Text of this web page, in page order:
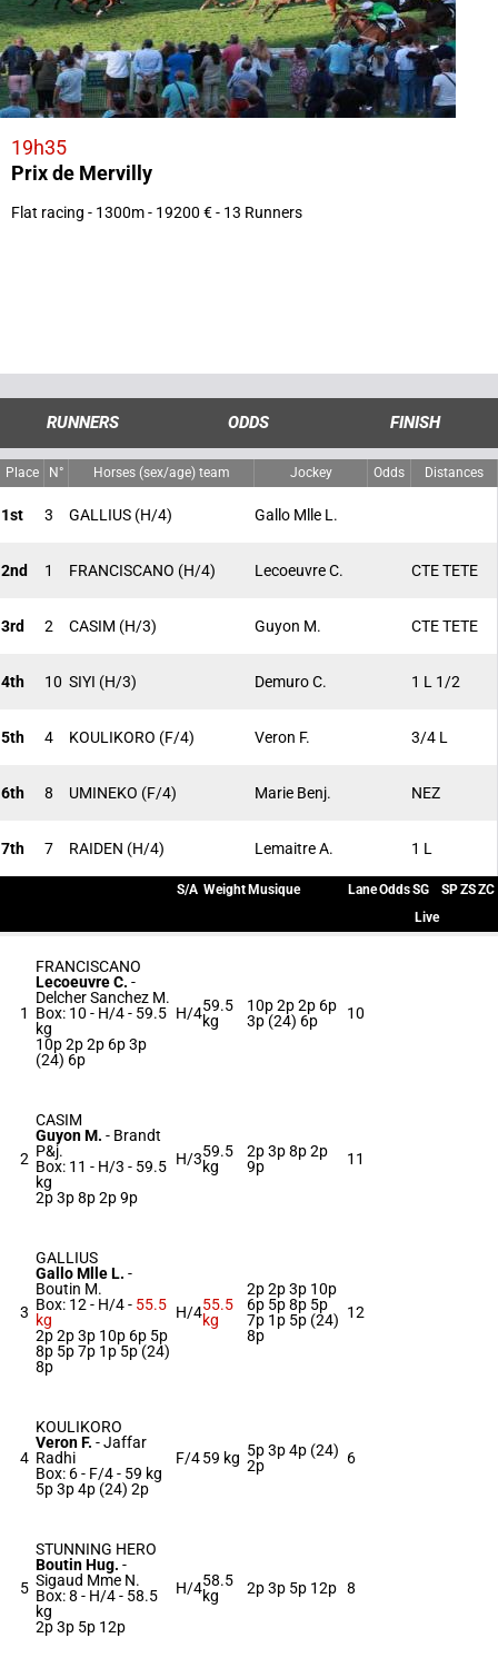
19h35
Prix de Mervilly
Flat racing - 1300m - 19200 € - 13 Runners
RUNNERS ODDS FINISH
Place N° Horses (sex/age) team Jockey Odds Distances
1st 3 GALLIUS (H/4) Gallo Mlle L.
2nd 1 FRANCISCANO (H/4) Lecoeuvre C. CTE TETE
3rd 2 CASIM (H/3) Guyon M. CTE TETE
4th 10 SIYI (H/3) Demuro C. 1 L 1/2
5th 4 KOULIKORO (F/4) Veron F. 3/4 L
6th 8 UMINEKO (F/4) Marie Benj. NEZ
7th 7 RAIDEN (H/4) Lemaitre A. 1 L
S/A Weight Musique LaneOddsSG SPZSZC
Live
1
FRANCISCANO
Lecoeuvre C. -
Delcher Sanchez M.
Box: 10 - H/4 - 59.5
kg
10p 2p 2p 6p 3p
(24) 6p
H/459.5
kg
10p 2p 2p 6p
3p (24) 6p
10
2
CASIM
Guyon M. - Brandt
P&j.
Box: 11 - H/3 - 59.5
kg
2p 3p 8p 2p 9p
H/359.5
kg
2p 3p 8p 2p
9p
11
3
GALLIUS
Gallo Mlle L. -
Boutin M.
Box: 12 - H/4 - 55.5
kg
2p 2p 3p 10p 6p 5p
8p 5p 7p 1p 5p (24)
8p
H/455.5
kg
2p 2p 3p 10p
6p 5p 8p 5p
7p 1p 5p (24)
8p
12
4
KOULIKORO
Veron F. -Jaffar
Radhi
Box: 6 - F/4 - 59 kg
5p 3p 4p (24) 2p
F/459 kg 5p 3p 4p (24)
2p
6
5
STUNNING HERO
Boutin Hug. -
Sigaud Mme N.
Box: 8 - H/4 - 58.5
kg
2p 3p 5p 12p
H/458.5
kg
2p 3p 5p 12p 8